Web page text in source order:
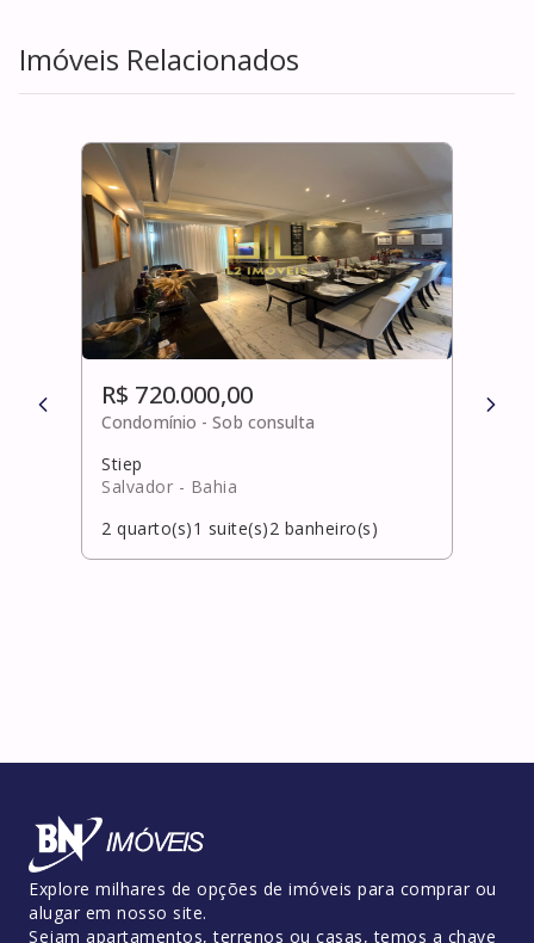
Imóveis Relacionados
R$ 720.000,00
Condomínio -Sob consulta
Stiep
Salvador - Bahia
2 quarto(s)1 suite(s)2 banheiro(s)
R$
Explore milhares de opções de imóveis para comprar ou
alugar em nosso site.
Sejam apartamentos, terrenos ou casas, temos a chave